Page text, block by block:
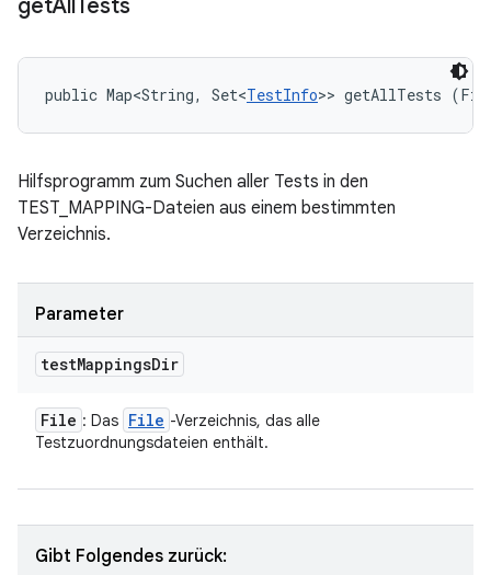
getAllTests
public Map<String, Set<TestInfo>> getAllTests
Hilfsprogramm zum Suchen aller Tests in den
TEST_MAPPING-Dateien aus einem bestimmten
Verzeichnis.
Parameter
testMappingsDir
File : Das File -Verzeichnis, das alle
Testzuordnungsdateien enthält.
Gibt Folgendes zurück: